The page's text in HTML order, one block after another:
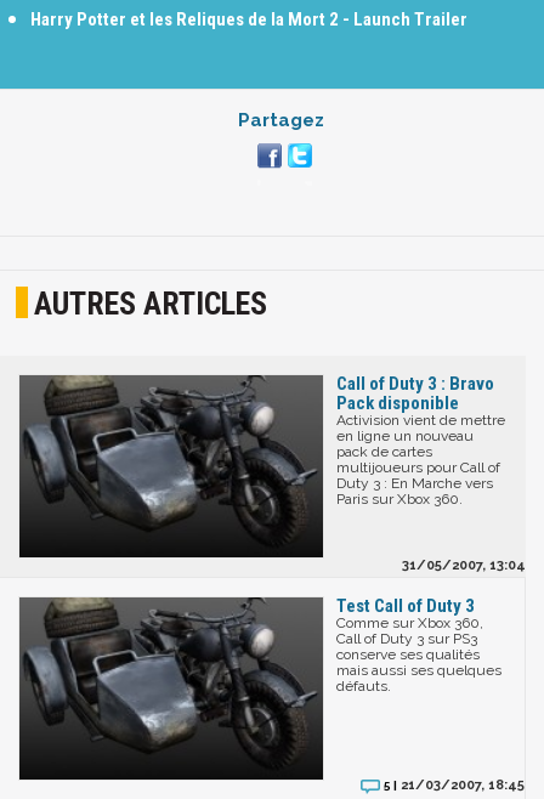
Harry Potter et les Reliques de la Mort 2 - Launch Trailer
Partagez
AUTRES ARTICLES
Call of Duty 3 : Bravo
Pack disponible
Activision vient de mettre
en ligne un nouveau
pack de cartes
multijoueurs pour Call of
Duty 3 : En Marche vers
Paris sur Xbox 360.
31/05/2007, 13:04
Test Call of Duty 3
Comme sur Xbox 360,
Call of Duty 3 sur PS3
conserve ses qualités
mais aussi ses quelques
défauts.
5 | 21/03/2007, 18:45